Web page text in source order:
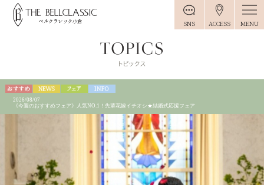
SNS ACCESS MENU
2026/08/07
《今週のおすすめフェア》人気NO.1！先輩花嫁イチオシ★結婚式応援フェア